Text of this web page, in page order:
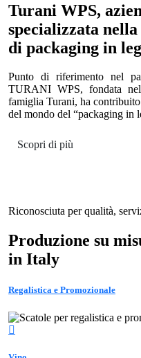
Turani WPS,
specializzata
di packaging in
Punto di riferimento nel
TURANI WPS, fondata
famiglia Turani, ha
del mondo del “packaging in
Scopri di più
Riconosciuta per qualità,
Produzione su
in Italy
Regalistica e Promozionale